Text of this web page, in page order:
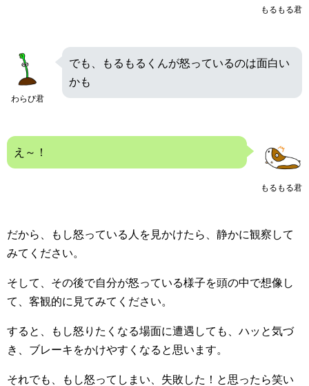
もるもる君
わらび君
でも、もるもるくんが怒っているのは面白い
かも
もるもる君
え～！
だから、もし怒っている人を見かけたら、静かに観察して
みてください。
そして、その後で自分が怒っている様子を頭の中で想像し
て、客観的に見てみてください。
すると、もし怒りたくなる場面に遭遇しても、ハッと気づ
き、ブレーキをかけやすくなると思います。
それでも、もし怒ってしまい、失敗した！と思ったら笑い